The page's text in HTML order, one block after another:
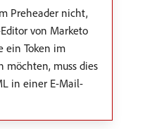
Preheader nicht,
von Marketo
ein Token im
möchten, muss dies
in einer E-Mail-